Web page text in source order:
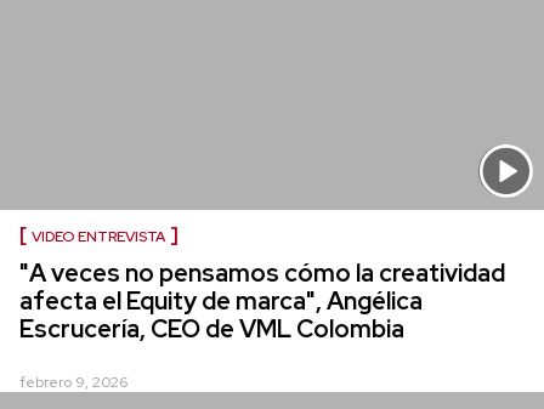
VIDEO ENTREVISTA
"A veces no pensamos cómo la creatividad
afecta el Equity de marca", Angélica
Escrucería, CEO de VML Colombia
febrero 9, 2026